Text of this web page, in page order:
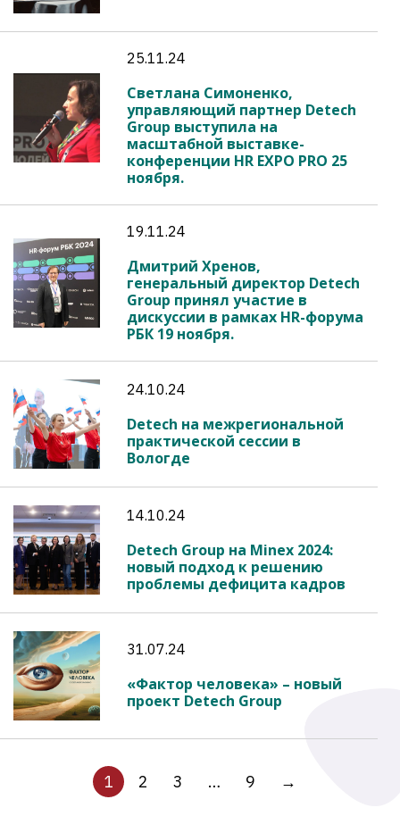
25.11.24
Светлана Симоненко,
управляющий партнер Detech
Group выступила на
масштабной выставке-
конференции HR EXPO PRO 25
ноября.
19.11.24
Дмитрий Хренов,
генеральный директор Detech
Group принял участие в
дискуссии в рамках HR-форума
РБК 19 ноября.
24.10.24
Detech на межрегиональной
практической сессии в
Вологде
14.10.24
Detech Group на Minex 2024:
новый подход к решению
проблемы дефицита кадров
31.07.24
«Фактор человека» – новый
проект Detech Group
1 2 3 … 9 →